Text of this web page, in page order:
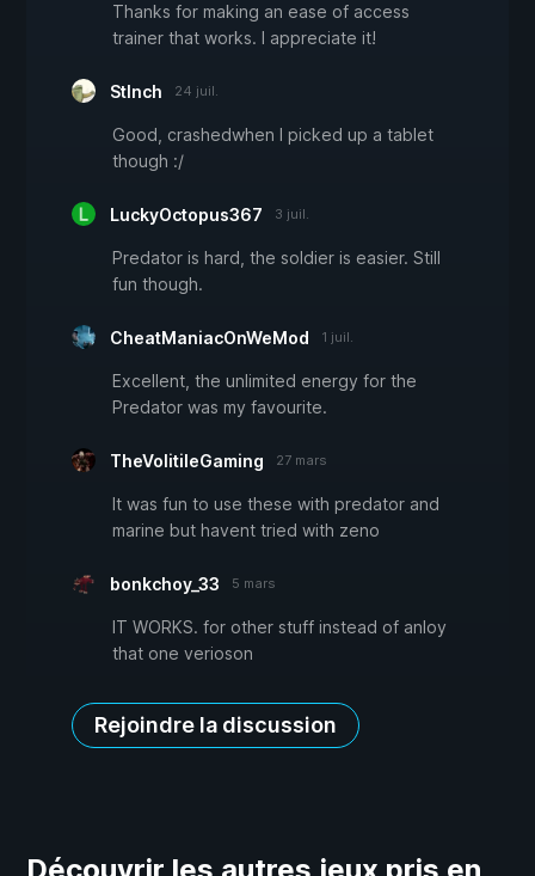
Thanks for making an ease of access
trainer that works. I appreciate it!
Stlnch 24 juil.
Good, crashedwhen I picked up a tablet
though :/
LuckyOctopus367 3 juil.
Predator is hard, the soldier is easier. Still
fun though.
CheatManiacOnWeMod 1 juil.
Excellent, the unlimited energy for the
Predator was my favourite.
TheVolitileGaming 27 mars
It was fun to use these with predator and
marine but havent tried with zeno
bonkchoy_33 5 mars
IT WORKS. for other stuff instead of anloy
that one verioson
Rejoindre la discussion